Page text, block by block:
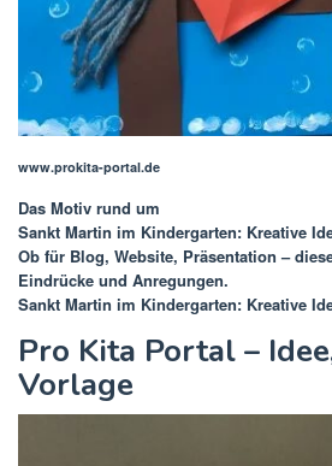
www.prokita-portal.de
Das Motiv rund um
Sankt Martin im Kindergarten: Kreative
Ob für Blog, Website, Präsentation –
Eindrücke und Anregungen.
Sankt Martin im Kindergarten: Kreative
Pro Kita Portal –
Vorlage